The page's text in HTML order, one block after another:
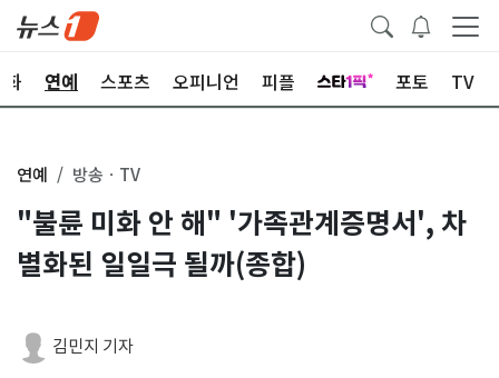
화 연예 스포츠 오피니언 피플 포토 TV
연예 방송ㆍTV
"불륜 미화 안 해" '가족관계증명서', 차
별화된 일일극 될까(종합)
김민지 기자